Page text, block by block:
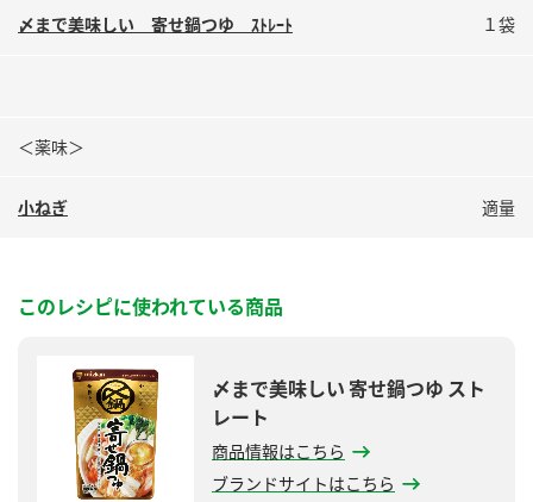
〆まで美味しい 寄せ鍋つゆ ｽﾄﾚｰﾄ １袋
＜薬味＞
小ねぎ 適量
このレシピに使われている商品
〆まで美味しい 寄せ鍋つゆ スト
レート
商品情報はこちら
ブランドサイトはこちら